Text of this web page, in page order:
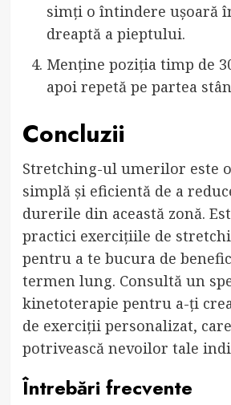
simți o întindere ușoară
dreaptă a pieptului.
Menține poziția timp de
apoi repetă pe partea
Concluzii
Stretching-ul umerilor este
simplă și eficientă de a
durerile din această zonă.
practici exercițiile de
pentru a te bucura de
termen lung. Consultă un
kinetoterapie pentru a-ți
de exerciții personalizat,
potrivească nevoilor tale
Întrebări frecvente